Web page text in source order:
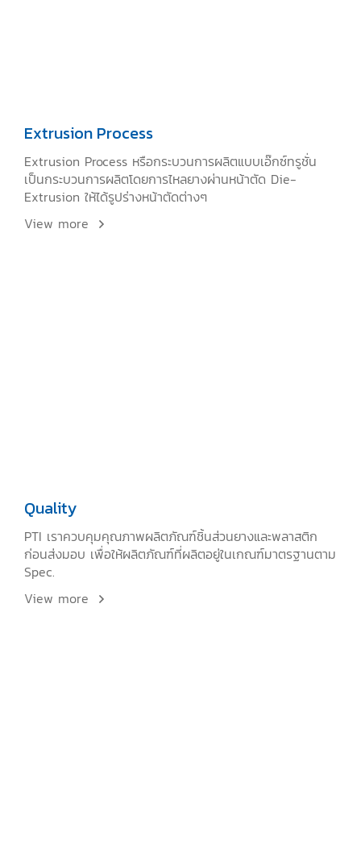
Extrusion Process
Extrusion Process หรือกระบวนการผลิตแบบเอ๊กซ์ทรูชั่น
เป็นกระบวนการผลิตโดยการไหลยางผ่านหน้าตัด Die-
Extrusion ให้ได้รูปร่างหน้าตัดต่างๆ
View more
Quality
PTI เราควบคุมคุณภาพผลิตภัณฑ์ชิ้นส่วนยางและพลาสติก
ก่อนส่งมอบ เพื่อให้ผลิตภัณฑ์ที่ผลิตอยู่ในเกณฑ์มาตรฐานตาม
Spec.
View more